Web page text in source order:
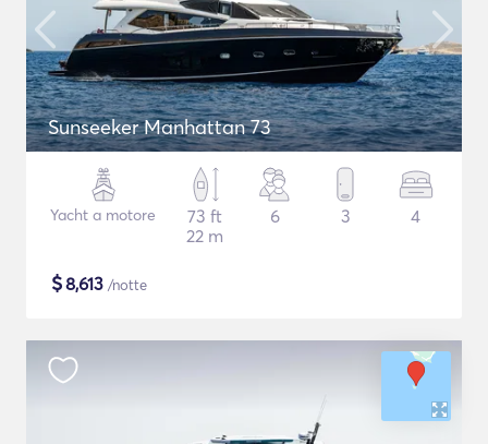
Sunseeker Manhattan 73
Yacht a motore
73 ft
22 m
6 3 4
$8,613 /notte